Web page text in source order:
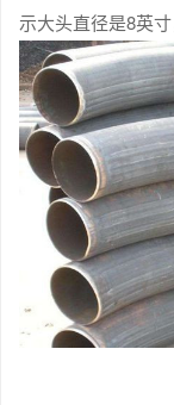
示大头直径是8英